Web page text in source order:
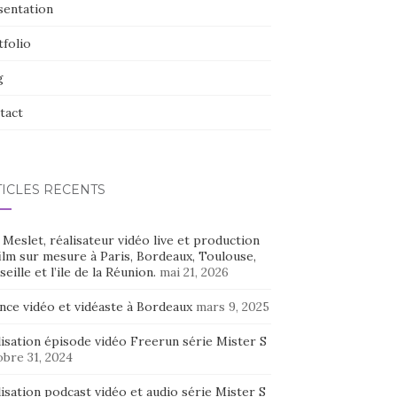
RÉCENTS
réalisateur vidéo live et production
sur mesure à Paris, Bordeaux, Toulouse,
et l’ile de la Réunion. mai 21, 2026
vidéo et vidéaste à Bordeaux mars 9, 2025
épisode vidéo Freerun série Mister S
31, 2024
podcast vidéo et audio série Mister S